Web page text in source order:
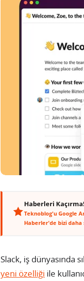
Haberleri Kaçırma!
Teknoblog'u Google
Haberler'de bizi daha
Slack, iş dünyasında
yeni özelliği ile